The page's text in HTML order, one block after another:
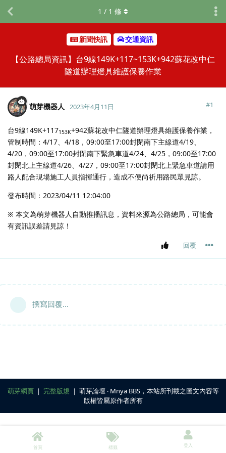
新聞快訊 交通資訊
【公路總局資訊】台9線149K+117~153K+942蘇花改中仁
隧道辦理燈具維護保養作業
1 / 1 條
萌芽機器人 2023年4月11日 #1
台9線149K+117153K+942蘇花改中仁隧道辦理燈具維護保養作業，
管制時間：4/17、4/18，09:00至17:00封閉南下主線道4/19、
4/20，09:00至17:00封閉南下緊急車道4/24、4/25，09:00至17:00
封閉北上主線道4/26、4/27，09:00至17:00封閉北上緊急車道請用
路人配合現場施工人員指揮通行，造成不便尚祈用路民眾見諒。
發布時間：2023/04/11 12:04:00
※ 本文為萌芽機器人自動推播訊息，資料來源為公路總局，可能會
有資訊誤差請見諒！
回覆
撰寫回覆...
萌芽網頁｜ 完整版規 ｜ 萌芽論壇 ‧ Mnya BBS，本站所刊載之圖文內容等
版權皆屬原作者所有
首頁 標籤 登入